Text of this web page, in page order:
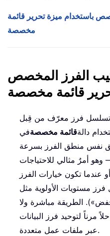
باستخدام ميزة تحرير قائمة
مخصصة
الفرز المخصص
قائمة مخصصة
تسلسل فرز معرّف من قِبل
دالةقائمة مخصصةفي Excel. وبإنشاء
نفس منطق الفرز بسرعة
أمرٌ مثالي للاحتياجات
عندما تكون خيارات الفرز
فرز مستويات الأولوية مثل
الطريقة مباشرة ولا
مرناً لتوحيد فرز البيانات
عبر ملفات عمل متعددة.